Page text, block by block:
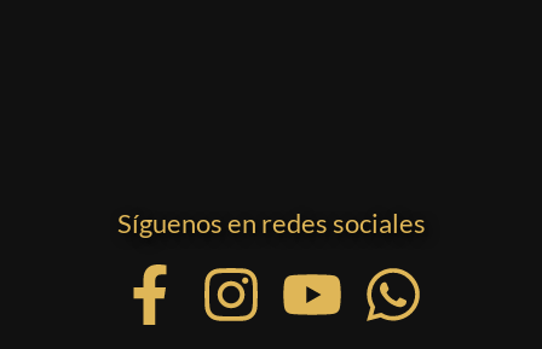
Síguenos en redes sociales